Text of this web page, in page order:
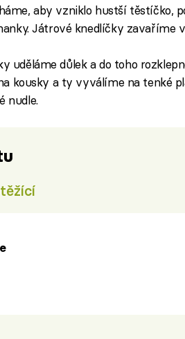
aby vzniklo hustší těstíčko,
Játrové knedlíčky zavaříme
uděláme důlek a do toho
kousky a ty vyválíme na tenké
nudle.